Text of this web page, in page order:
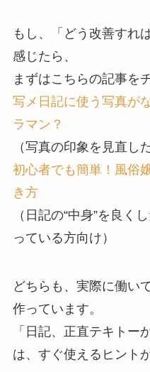
もし、「どう改善すれ
感じたら、
まずはこちらの記事を
写メ日記に使う写真が
ラマン？
（写真の印象を見直し
初心者でも簡単！風俗
き方
（日記の“中身”を良く
っている方向け）
どちらも、実際に働い
作っています。
「日記、正直テキト
は、すぐ使えるヒント